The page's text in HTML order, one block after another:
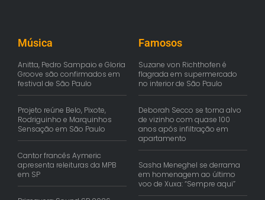
Música
Anitta, Pedro Sampaio e Gloria
Groove são confirmados em
festival de São Paulo
Projeto reúne Belo, Pixote,
Rodriguinho e Marquinhos
Sensação em São Paulo
Cantor francês Aymeric
apresenta releituras da MPB
em SP
Famosos
Suzane von Richthofen é
flagrada em supermercado
no interior de São Paulo
Deborah Secco se torna alvo
de vizinho com quase 100
anos após infiltração em
apartamento
Sasha Meneghel se derrama
em homenagem ao último
voo de Xuxa: “Sempre aqui”